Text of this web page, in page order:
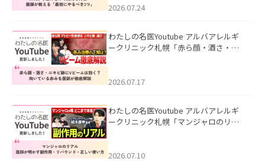
た。
2026.07.24
わたしの名医Youtube アルバアレルギ
ークリニック札幌「赤ら顔・酒さ・ニ
した。
2026.07.17
わたしの名医Youtube アルバアレルギ
ークリニック札幌「マンジャロのリア
た。
2026.07.10